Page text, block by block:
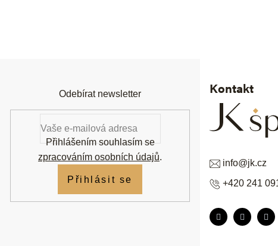
Kontakt
info@jk.cz
+420 241
Odebírat newsletter
Přihlášením souhlasím se
zpracováním osobních údajů.
Přihlásit se